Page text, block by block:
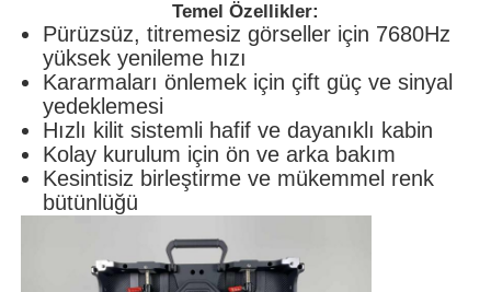
Temel Özellikler:
Pürüzsüz, titremesiz görseller için 7680Hz
yüksek yenileme hızı
Kararmaları önlemek için çift güç ve sinyal
yedeklemesi
Hızlı kilit sistemli hafif ve dayanıklı kabin
Kolay kurulum için ön ve arka bakım
Kesintisiz birleştirme ve mükemmel renk
bütünlüğü